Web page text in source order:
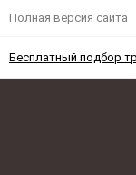
Полная версия сайта
Бесплатный подбор